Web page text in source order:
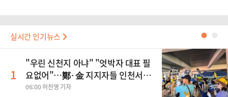
실시간 인기뉴스 ●
1
"우린 신천지 아냐" "엇박자 대표 필
요없어"…鄭·金 지지자들 인천서
'격돌'
06:00 허찬영 기자